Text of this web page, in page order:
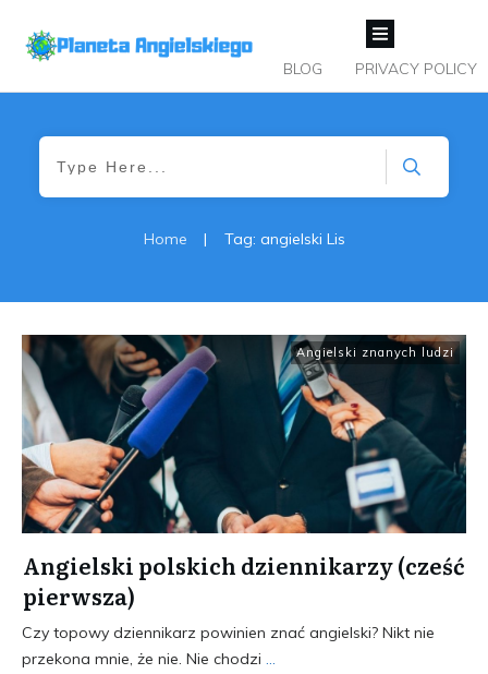
BLOG PRIVACY POLICY
Home | Tag: angielski Lis
Angielski znanych ludzi
Angielski polskich dziennikarzy (cześć
pierwsza)
Czy topowy dziennikarz powinien znać angielski? Nikt nie
przekona mnie, że nie. Nie chodzi